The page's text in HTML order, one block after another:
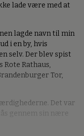
lade være med at
lagde navn til min
i en by, hvis
selv. Der blev spist
Rote Rathaus,
Tor,
Det var
gennem sin nære